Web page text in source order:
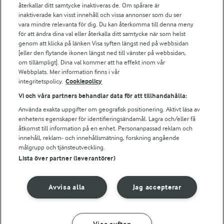
Falbygdens Ost
Arla webbshop
Bildbank
Följ oss
© 2026 Arla Foods
Integritetspolicy
återkallar ditt samtycke inaktiveras de. Om spårare är
inaktiverade kan visst innehåll och vissa annonser som du ser
vara mindre relevanta för dig. Du kan återkomma till denna meny
för att ändra dina val eller återkalla ditt samtycke när som helst
genom att klicka på länken Visa syften längst ned på webbsidan
[eller den flytande ikonen längst ned till vänster på webbsidan,
om tillämpligt]. Dina val kommer att ha effekt inom vår
Webbplats. Mer information finns i vår
integritetspolicy. Cookiepolicy
Vi och våra partners behandlar data för att tillhandahålla:
Använda exakta uppgifter om geografisk positionering. Aktivt läsa av
enhetens egenskaper för identifieringsändamål. Lagra och/eller få
åtkomst till information på en enhet. Personanpassad reklam och
innehåll, reklam- och innehållsmätning, forskning angående
målgrupp och tjänsteutveckling.
Lista över partner (leverantörer)
Jag accepterar
Avvisa alla